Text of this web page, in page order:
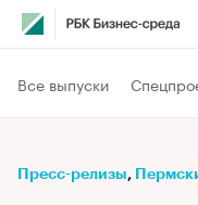
Все выпуски
Пресс-релизы⁠,